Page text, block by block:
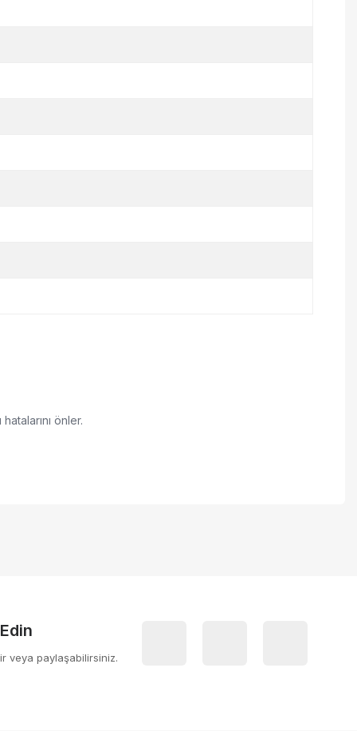
önler.
veya paylaşabilirsiniz.